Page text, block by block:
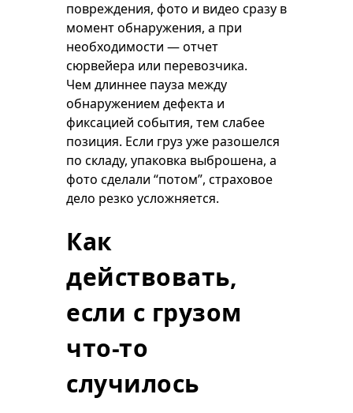
повреждения, фото и видео сразу в
момент обнаружения, а при
необходимости — отчет
сюрвейера или перевозчика.
Чем длиннее пауза между
обнаружением дефекта и
фиксацией события, тем слабее
позиция. Если груз уже разошелся
по складу, упаковка выброшена, а
фото сделали “потом”, страховое
дело резко усложняется.
Как
действовать,
если с грузом
что-то
случилось